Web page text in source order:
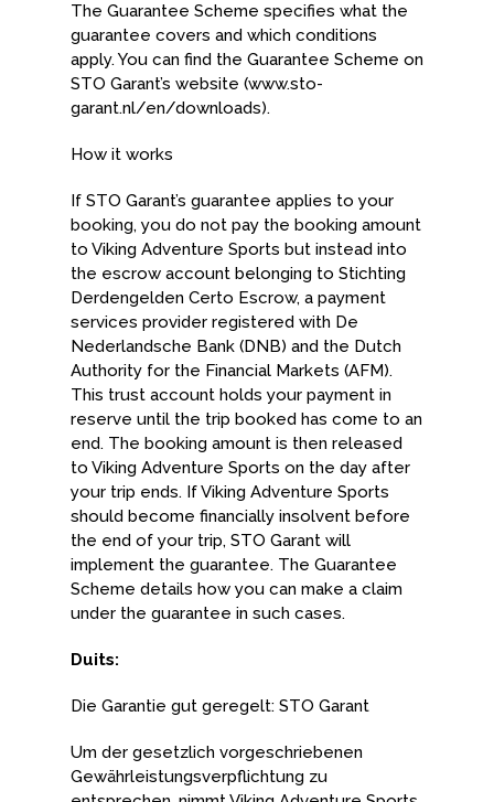
The Guarantee Scheme specifies what the
guarantee covers and which conditions
apply. You can find the Guarantee Scheme on
STO Garant’s website (www.sto-
garant.nl/en/downloads).
How it works
If STO Garant’s guarantee applies to your
booking, you do not pay the booking amount
to Viking Adventure Sports but instead into
the escrow account belonging to Stichting
Derdengelden Certo Escrow, a payment
services provider registered with De
Nederlandsche Bank (DNB) and the Dutch
Authority for the Financial Markets (AFM).
This trust account holds your payment in
reserve until the trip booked has come to an
end. The booking amount is then released
to Viking Adventure Sports on the day after
your trip ends. If Viking Adventure Sports
should become financially insolvent before
the end of your trip, STO Garant will
implement the guarantee. The Guarantee
Scheme details how you can make a claim
under the guarantee in such cases.
Duits:
Die Garantie gut geregelt: STO Garant
Um der gesetzlich vorgeschriebenen
Gewährleistungsverpflichtung zu